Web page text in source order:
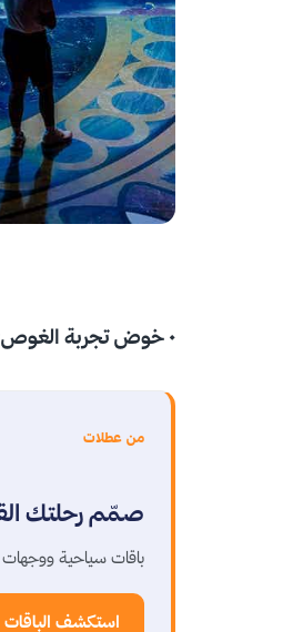
• خوض تجربة
من عطلات
صمّم رحلتك
باقات سياحية
استكشف